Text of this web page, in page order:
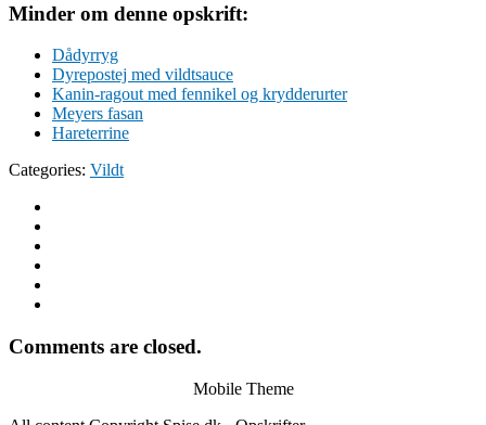
Minder om denne opskrift:
Dådyrryg
Dyrepostej med vildtsauce
Kanin-ragout med fennikel og krydderurter
Meyers fasan
Hareterrine
Categories: Vildt
Comments are closed.
Mobile Theme